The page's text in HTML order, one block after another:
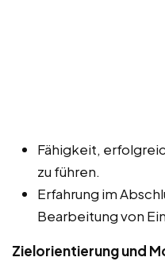
Fähigkeit,
zu führen.
Erfahrung im
Bearbeitung von
Zielorientierung und